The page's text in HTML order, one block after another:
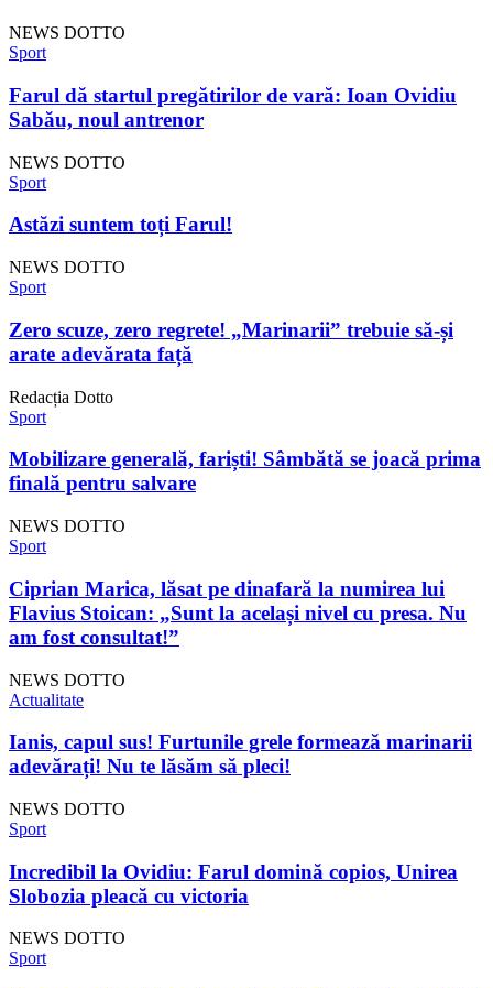
NEWS DOTTO
Sport
Farul dă startul pregătirilor de vară: Ioan Ovidiu
Sabău, noul antrenor
NEWS DOTTO
Sport
Astăzi suntem toți Farul!
NEWS DOTTO
Sport
Zero scuze, zero regrete! „Marinarii” trebuie să-și
arate adevărata față
Redacția Dotto
Sport
Mobilizare generală, fariști! Sâmbătă se joacă prima
finală pentru salvare
NEWS DOTTO
Sport
Ciprian Marica, lăsat pe dinafară la numirea lui
Flavius ​​Stoican: „Sunt la același nivel cu presa. Nu
am fost consultat!”
NEWS DOTTO
Actualitate
Ianis, capul sus! Furtunile grele formează marinarii
adevărați! Nu te lăsăm să pleci!
NEWS DOTTO
Sport
Incredibil la Ovidiu: Farul domină copios, Unirea
Slobozia pleacă cu victoria
NEWS DOTTO
Sport